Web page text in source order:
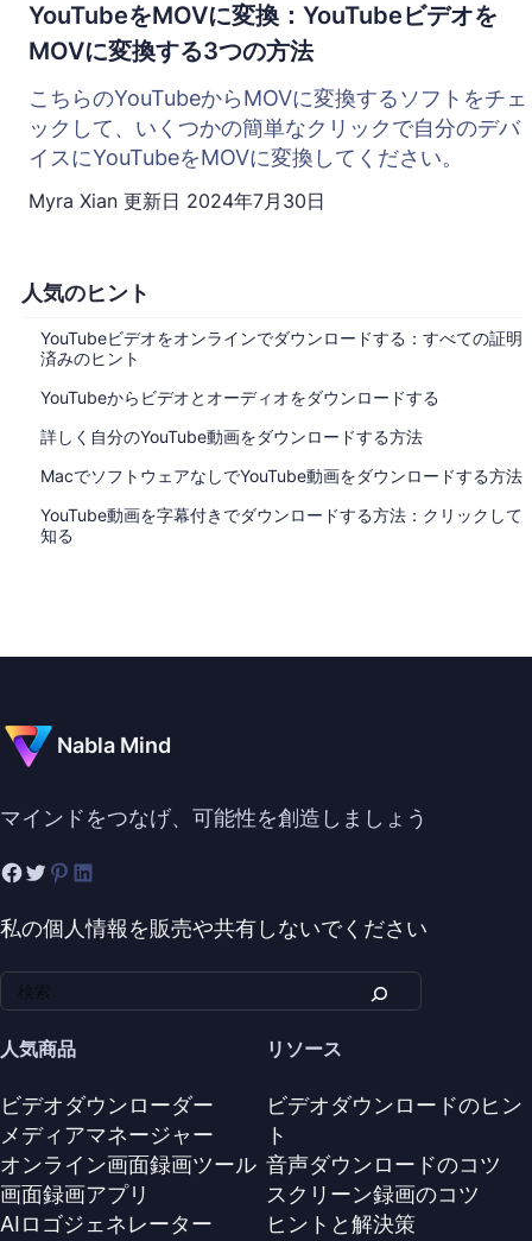
人気のヒント
YouTubeビデオをオンラインでダウンロードする：すべての証明
済みのヒント
YouTubeからビデオとオーディオをダウンロードする
詳しく自分のYouTube動画をダウンロードする方法
MacでソフトウェアなしでYouTube動画をダウンロードする方法
YouTube動画を字幕付きでダウンロードする方法：クリックして
知る
YouTubeをMOVに変換：YouTubeビデオを
MOVに変換する3つの方法
こちらのYouTubeからMOVに変換するソフトをチェ
ックして、いくつかの簡単なクリックで自分のデバ
イスにYouTubeをMOVに変換してください。
Myra Xian 更新日 2024年7月30日
Nabla Mind
マインドをつなげ、可能性を創造しましょう
私の個人情報を販売や共有しないでください
人気商品
ビデオダウンローダー
メディアマネージャー
オンライン画面録画ツール
画面録画アプリ
AIロゴジェネレーター
リソース
ビデオダウンロードのヒン
ト
音声ダウンロードのコツ
スクリーン録画のコツ
ヒントと解決策